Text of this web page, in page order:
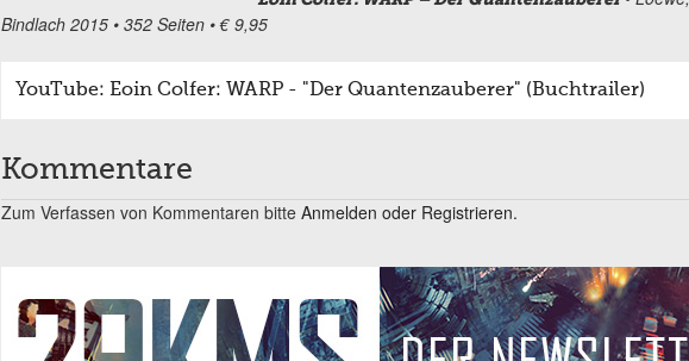
Bindlach 2015 • 352 Seiten • € 9,95
YouTube: Eoin Colfer: WARP - "Der Quantenzauberer" (Buchtrailer)
Kommentare
Zum Verfassen von Kommentaren bitte Anmelden oder Registrieren.